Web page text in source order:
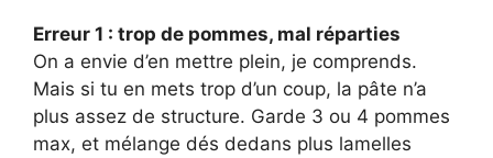
Erreur 1 : trop de pommes, mal réparties
On a envie d’en mettre plein, je comprends.
Mais si tu en mets trop d’un coup, la pâte n’a
plus assez de structure. Garde 3 ou 4 pommes
max, et mélange dés dedans plus lamelles